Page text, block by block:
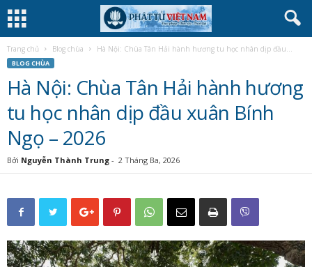
Trang chủ Blog chùa Hà Nội: Chùa Tân Hải hành hương tu học nhân dịp đầu...
BLOG CHÙA
Hà Nội: Chùa Tân Hải hành hương
tu học nhân dịp đầu xuân Bính
Ngọ – 2026
Bởi Nguyễn Thành Trung - 2 Tháng Ba, 2026